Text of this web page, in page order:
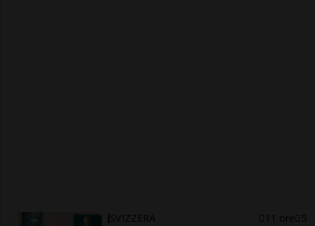
SVIZZERA 11 ore 5